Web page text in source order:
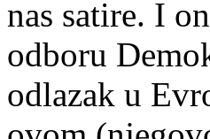
nas satire. I
odboru
odlazak u